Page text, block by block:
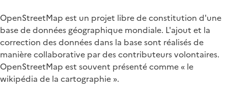
OpenStreetMap est un projet libre de constitution d'une
base de données géographique mondiale. L'ajout et la
correction des données dans la base sont réalisés de
manière collaborative par des contributeurs volontaires.
OpenStreetMap est souvent présenté comme « le
wikipédia de la cartographie ».